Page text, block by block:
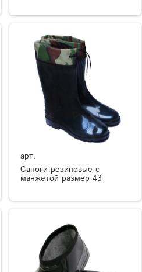
арт.
Сапоги резиновые с
манжетой размер 43